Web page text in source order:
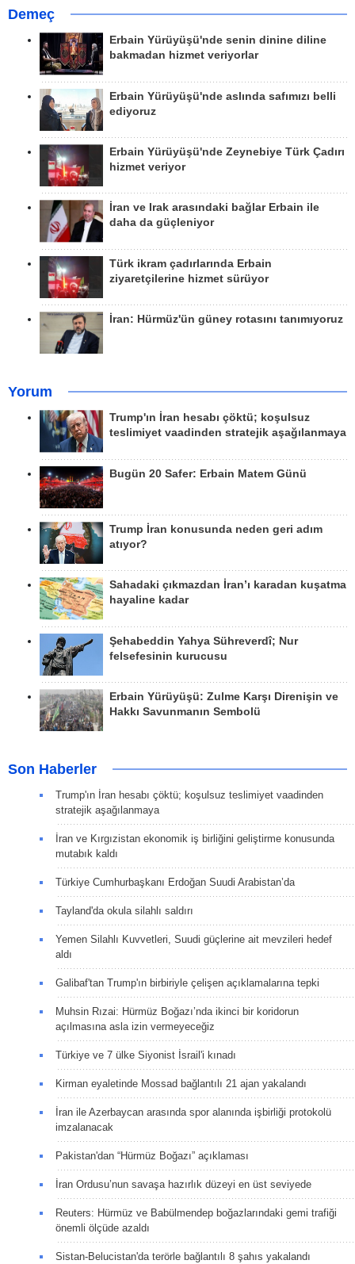
Demeç
Erbain Yürüyüşü'nde senin dinine diline
bakmadan hizmet veriyorlar
Erbain Yürüyüşü'nde aslında safımızı belli
ediyoruz
Erbain Yürüyüşü'nde Zeynebiye Türk Çadırı
hizmet veriyor
İran ve Irak arasındaki bağlar Erbain ile
daha da güçleniyor
Türk ikram çadırlarında Erbain
ziyaretçilerine hizmet sürüyor
İran: Hürmüz'ün güney rotasını tanımıyoruz
Yorum
Trump'ın İran hesabı çöktü; koşulsuz
teslimiyet vaadinden stratejik aşağılanmaya
Bugün 20 Safer: Erbain Matem Günü
Trump İran konusunda neden geri adım
atıyor?
Sahadaki çıkmazdan İran’ı karadan kuşatma
hayaline kadar
Şehabeddin Yahya Sühreverdî; Nur
felsefesinin kurucusu
Erbain Yürüyüşü: Zulme Karşı Direnişin ve
Hakkı Savunmanın Sembolü
Son Haberler
Trump'ın İran hesabı çöktü; koşulsuz teslimiyet vaadinden
stratejik aşağılanmaya
İran ve Kırgızistan ekonomik iş birliğini geliştirme konusunda
mutabık kaldı
Türkiye Cumhurbaşkanı Erdoğan Suudi Arabistan’da
Tayland'da okula silahlı saldırı
Yemen Silahlı Kuvvetleri, Suudi güçlerine ait mevzileri hedef
aldı
Galibaf'tan Trump'ın birbiriyle çelişen açıklamalarına tepki
Muhsin Rızai: Hürmüz Boğazı’nda ikinci bir koridorun
açılmasına asla izin vermeyeceğiz
Türkiye ve 7 ülke Siyonist İsrail'i kınadı
Kirman eyaletinde Mossad bağlantılı 21 ajan yakalandı
İran ile Azerbaycan arasında spor alanında işbirliği protokolü
imzalanacak
Pakistan'dan “Hürmüz Boğazı” açıklaması
İran Ordusu’nun savaşa hazırlık düzeyi en üst seviyede
Reuters: Hürmüz ve Babülmendep boğazlarındaki gemi trafiği
önemli ölçüde azaldı
Sistan-Belucistan'da terörle bağlantılı 8 şahıs yakalandı